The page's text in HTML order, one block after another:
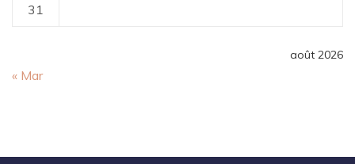
août 2026
31
« Mar